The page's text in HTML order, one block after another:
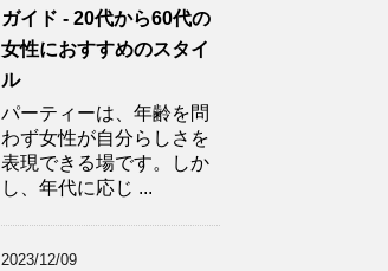
ガイド - 20代から60代の
女性におすすめのスタイ
ル
パーティーは、年齢を問
わず女性が自分らしさを
表現できる場です。しか
し、年代に応じ ...
2023/12/09